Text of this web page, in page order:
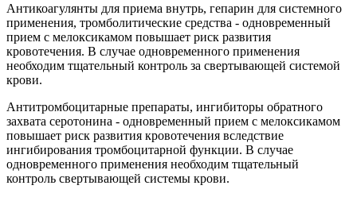
Антикоагулянты для приема внутрь, гепарин для системного
применения, тромболитические средства - одновременный
прием с мелоксикамом повышает риск развития
кровотечения. В случае одновременного применения
необходим тщательный контроль за свертывающей системой
крови.
Антитромбоцитарные препараты, ингибиторы обратного
захвата серотонина - одновременный прием с мелоксикамом
повышает риск развития кровотечения вследствие
ингибирования тромбоцитарной функции. В случае
одновременного применения необходим тщательный
контроль свертывающей системы крови.